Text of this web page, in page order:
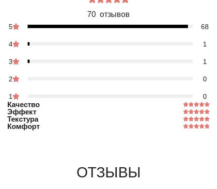
70 отзывов
5 68
4 1
3 1
2 0
1 0
Качество
Эффект
Текстура
Комфорт
Отзывы